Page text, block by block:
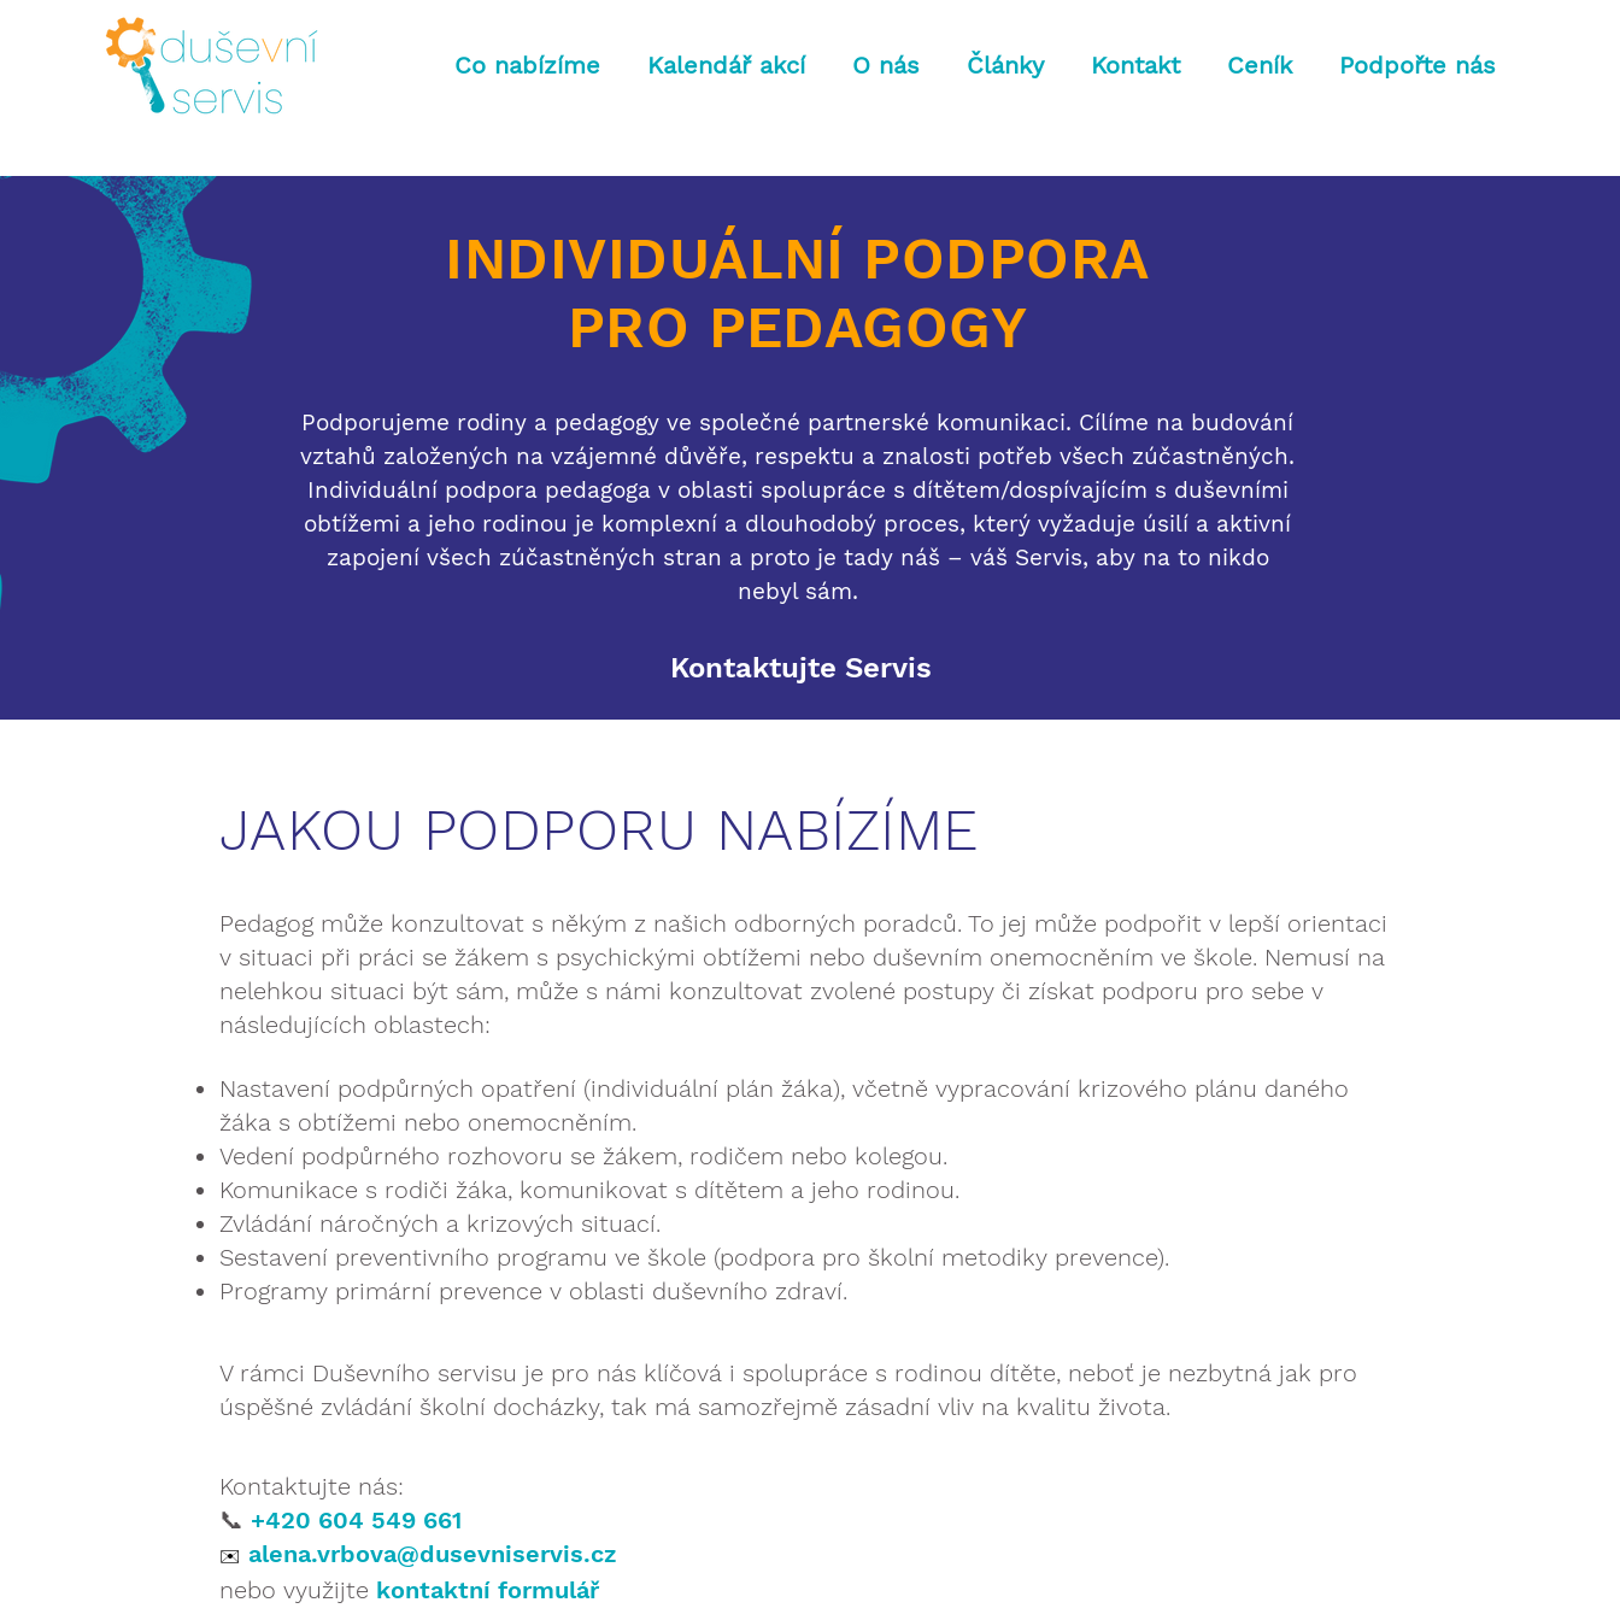
Co nabízíme Kalendář akcí O nás Články Kontakt Ceník Podpořte nás
INDIVIDUÁLNÍ PODPORA
PRO PEDAGOGY
Podporujeme rodiny a pedagogy ve společné partnerské komunikaci. Cílíme na budování
vztahů založených na vzájemné důvěře, respektu a znalosti potřeb všech zúčastněných.
Individuální podpora pedagoga v oblasti spolupráce s dítětem/dospívajícím s duševními
obtížemi a jeho rodinou je komplexní a dlouhodobý proces, který vyžaduje úsilí a aktivní
zapojení všech zúčastněných stran a proto je tady náš – váš Servis, aby na to nikdo
nebyl sám.
Kontaktujte Servis
JAKOU PODPORU NABÍZÍME
Pedagog může konzultovat s někým z našich odborných poradců. To jej může podpořit v lepší orientaci
v situaci při práci se žákem s psychickými obtížemi nebo duševním onemocněním ve škole. Nemusí na
nelehkou situaci být sám, může s námi konzultovat zvolené postupy či získat podporu pro sebe v
následujících oblastech:
Nastavení podpůrných opatření (individuální plán žáka), včetně vypracování krizového plánu daného
žáka s obtížemi nebo onemocněním.
Vedení podpůrného rozhovoru se žákem, rodičem nebo kolegou.
Komunikace s rodiči žáka, komunikovat s dítětem a jeho rodinou.
Zvládání náročných a krizových situací.
Sestavení preventivního programu ve škole (podpora pro školní metodiky prevence).
Programy primární prevence v oblasti duševního zdraví.
V rámci Duševního servisu je pro nás klíčová i spolupráce s rodinou dítěte, neboť je nezbytná jak pro
úspěšné zvládání školní docházky, tak má samozřejmě zásadní vliv na kvalitu života.
Kontaktujte nás:
📞 +420 604 549 661
✉️ alena.vrbova@dusevniservis.cz
nebo využijte kontaktní formulář